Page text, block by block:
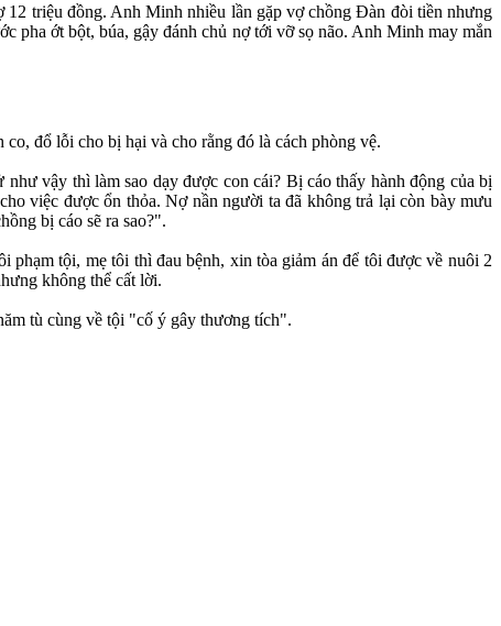
triệu đồng. Anh Minh nhiều lần gặp vợ chồng Đàn đòi tiền nhưng
pha ớt bột, búa, gậy đánh chủ nợ tới vỡ sọ não. Anh Minh may mắn
đổ lỗi cho bị hại và cho rằng đó là cách phòng vệ.
vậy thì làm sao dạy được con cái? Bị cáo thấy hành động của bị
việc được ổn thỏa. Nợ nần người ta đã không trả lại còn bày mưu
bị cáo sẽ ra sao?".
tội, mẹ tôi thì đau bệnh, xin tòa giảm án để tôi được về nuôi 2
không thể cất lời.
tù cùng về tội "cố ý gây thương tích".